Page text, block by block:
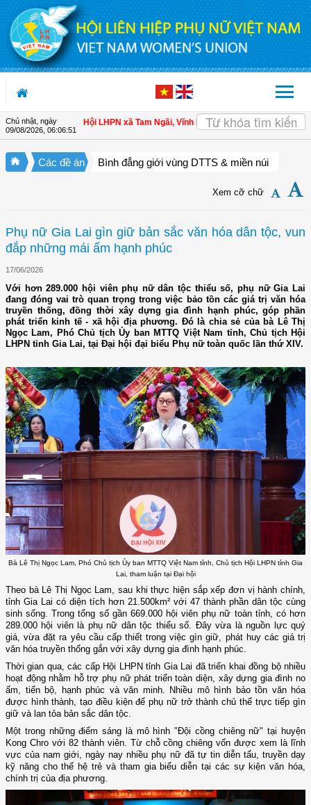
Truy cập nội dung luôn
Chủ nhật, ngày
09/08/2026, 06:06:53
hội viên | Hội LHPN xã Tam Ngãi, Vĩnh Long sơ kết công tác Hội và phong
Các đề án Bình đẳng giới vùng DTTS & miền núi
Xem cỡ chữ
Phụ nữ Gia Lai gìn giữ bản sắc văn hóa dân tộc, vun
đắp những mái ấm hạnh phúc
17/06/2026
Với hơn 289.000 hội viên phụ nữ dân tộc thiểu số, phụ nữ Gia Lai
đang đóng vai trò quan trọng trong việc bảo tồn các giá trị văn hóa
truyền thống, đồng thời xây dựng gia đình hạnh phúc, góp phần
phát triển kinh tế - xã hội địa phương. Đó là chia sẻ của bà Lê Thị
Ngọc Lam, Phó Chủ tịch Ủy ban MTTQ Việt Nam tỉnh, Chủ tịch Hội
LHPN tỉnh Gia Lai, tại Đại hội đại biểu Phụ nữ toàn quốc lần thứ XIV.
Bà Lê Thị Ngọc Lam, Phó Chủ tịch Ủy ban MTTQ Việt Nam tỉnh, Chủ tịch Hội LHPN tỉnh Gia
Lai, tham luận tại Đại hội
Theo bà Lê Thị Ngọc Lam, sau khi thực hiện sắp xếp đơn vị hành chính,
tỉnh Gia Lai có diện tích hơn 21.500km² với 47 thành phần dân tộc cùng
sinh sống. Trong tổng số gần 669.000 hội viên phụ nữ toàn tỉnh, có hơn
289.000 hội viên là phụ nữ dân tộc thiểu số. Đây vừa là nguồn lực quý
giá, vừa đặt ra yêu cầu cấp thiết trong việc gìn giữ, phát huy các giá trị
văn hóa truyền thống gắn với xây dựng gia đình hạnh phúc.
Thời gian qua, các cấp Hội LHPN tỉnh Gia Lai đã triển khai đồng bộ nhiều
hoạt động nhằm hỗ trợ phụ nữ phát triển toàn diện, xây dựng gia đình no
ấm, tiến bộ, hạnh phúc và văn minh. Nhiều mô hình bảo tồn văn hóa
được hình thành, tạo điều kiện để phụ nữ trở thành chủ thể trực tiếp gìn
giữ và lan tỏa bản sắc dân tộc.
Một trong những điểm sáng là mô hình "Đội cồng chiêng nữ" tại huyện
Kong Chro với 82 thành viên. Từ chỗ cồng chiêng vốn được xem là lĩnh
vực của nam giới, ngày nay nhiều phụ nữ đã tự tin diễn tấu, truyền dạy
kỹ năng cho thế hệ trẻ và tham gia biểu diễn tại các sự kiện văn hóa,
chính trị của địa phương.